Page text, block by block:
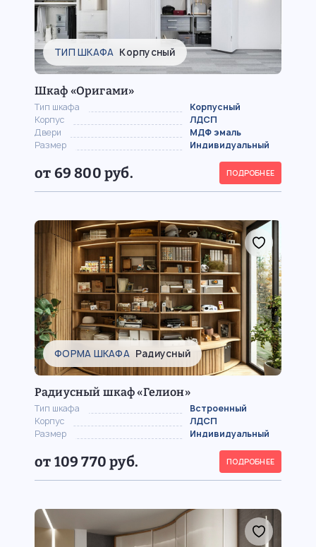
ТИП ШКАФА Корпусный
Шкаф «Оригами»
Тип шкафа
Корпусный
Корпус
ЛДСП
Двери
МДФ эмаль
Размер
Индивидуальный
от 69 800 руб. ПОДРОБНЕЕ
ФОРМА ШКАФА Радиусный
Радиусный шкаф «Гелион»
Тип шкафа
Встроенный
Корпус
ЛДСП
Размер
Индивидуальный
от 109 770 руб. ПОДРОБНЕЕ